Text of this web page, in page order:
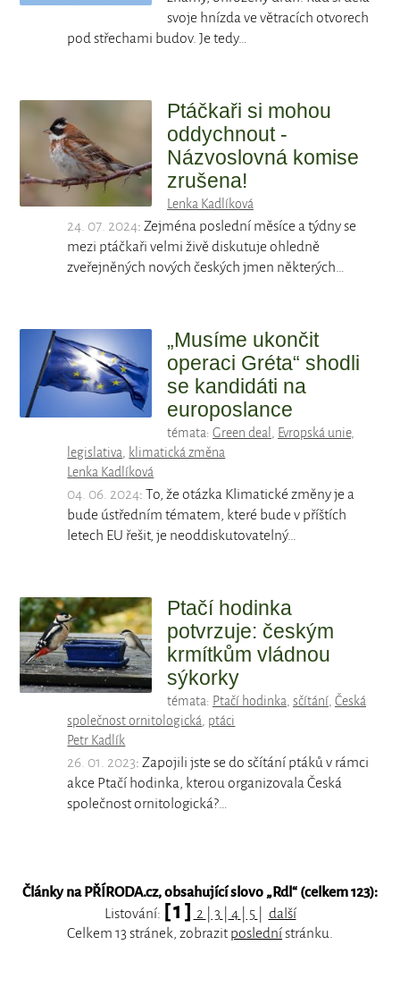
svoje hnízda ve větracích otvorech
pod střechami budov. Je tedy…
Ptáčkaři si mohou
oddychnout -
Názvoslovná komise
zrušena!
Lenka Kadlíková
24. 07. 2024: Zejména poslední měsíce a týdny se
mezi ptáčkaři velmi živě diskutuje ohledně
zveřejněných nových českých jmen některých…
„Musíme ukončit
operaci Gréta“ shodli
se kandidáti na
europoslance
témata: Green deal , Evropská unie,
legislativa, klimatická změna
Lenka Kadlíková
04. 06. 2024: To, že otázka Klimatické změny je a
bude ústředním tématem, které bude v příštích
letech EU řešit, je neoddiskutovatelný…
Ptačí hodinka
potvrzuje: českým
krmítkům vládnou
sýkorky
témata: Ptačí hodinka, sčítání, Česká
společnost ornitologická, ptáci
Petr Kadlík
26. 01. 2023: Zapojili jste se do sčítání ptáků v rámci
akce Ptačí hodinka, kterou organizovala Česká
společnost ornitologická?…
Články na PŘÍRODA.cz, obsahující slovo „Rdl“ (celkem 123):
Listování: [ 1 ] 2 3 4 5
další
Celkem 13 stránek, zobrazitposlednístránku.